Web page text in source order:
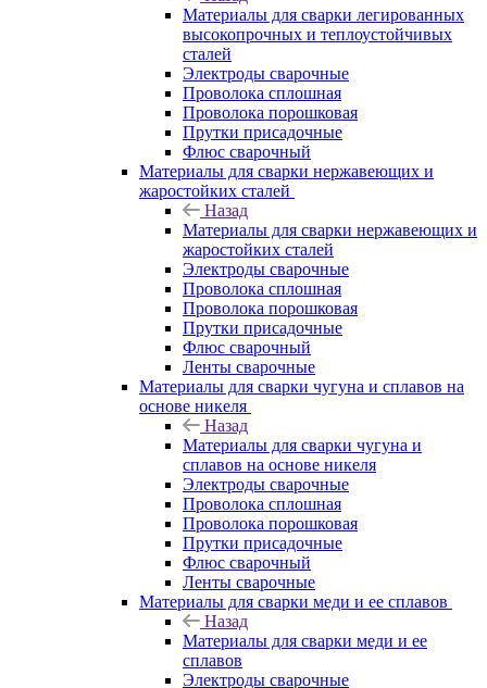
Материалы для сварки легированных
высокопрочных и теплоустойчивых
сталей
Электроды сварочные
Проволока сплошная
Проволока порошковая
Прутки присадочные
Флюс сварочный
Материалы для сварки нержавеющих и
жаростойких сталей
Назад
Материалы для сварки нержавеющих и
жаростойких сталей
Электроды сварочные
Проволока сплошная
Проволока порошковая
Прутки присадочные
Флюс сварочный
Ленты сварочные
Материалы для сварки чугуна и сплавов на
основе никеля
Назад
Материалы для сварки чугуна и
сплавов на основе никеля
Электроды сварочные
Проволока сплошная
Проволока порошковая
Прутки присадочные
Флюс сварочный
Ленты сварочные
Материалы для сварки меди и ее сплавов
Назад
Материалы для сварки меди и ее
сплавов
Электроды сварочные